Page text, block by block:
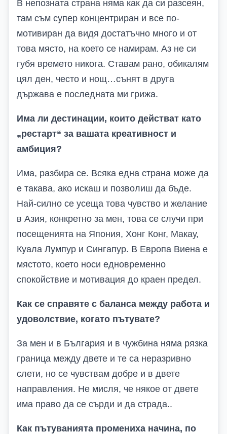
В непозната страна няма как да си разсеян,
там съм супер концентриран и все по-
мотивиран да видя достатъчно много и от
това място, на което се намирам. Аз не си
губя времето никога. Ставам рано, обикалям
цял ден, често и нощ…сънят в друга
държава е последната ми грижа.
Има ли дестинации, които действат като
„рестарт“ за вашата креативност и
амбиция?
Има, разбира се. Всяка една страна може да
е такава, ако искаш и позволиш да бъде.
Най-силно се усеща това чувство и желание
в Азия, конкретно за мен, това се случи при
посещенията на Япония, Хонг Конг, Макау,
Куала Лумпур и Сингапур. В Европа Виена е
мястото, което носи едновременно
спокойствие и мотивация до краен предел.
Как се справяте с баланса между работа и
удоволствие, когато пътувате?
За мен и в България и в чужбина няма рязка
граница между двете и те са неразривно
слети, но се чувствам добре и в двете
направления. Не мисля, че някое от двете
има право да се сърди и да страда..
Как пътуванията промениха начина, по